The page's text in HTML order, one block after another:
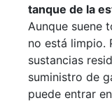
tanque de la
Aunque suene
no está limpio.
sustancias
suministro de
puede entrar